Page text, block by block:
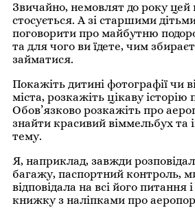
Звичайно, немовлят до року цей
стосується. А зі старшими
поговорити про майбутню
та для чого ви їдете, чим
займатися.
Покажіть дитині фотографії чи
міста, розкажіть цікаву історію
Обов’язково розкажіть про
знайти красивий віммельбух та
тему.
Я, наприклад, завжди
багажу, паспортний контроль,
відповідала на всі його питання
книжку з наліпками про